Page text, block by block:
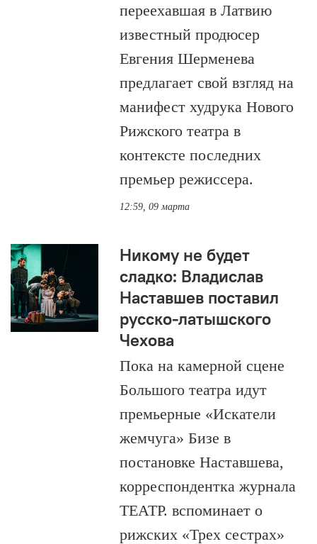
переехавшая в Латвию
известный продюсер
Евгения Шерменева
предлагает свой взгляд на
манифест худрука Нового
Рижского театра в
контексте последних
премьер режиссера.
12:59, 09 марта
Никому не будет
сладко: Владислав
Наставшев поставил
русско-латышского
Чехова
Пока на камерной сцене
Большого театра идут
премьерные «Искатели
жемчуга» Бизе в
постановке Наставшева,
корреспондентка журнала
ТЕАТР. вспоминает о
рижских «Трех сестрах»